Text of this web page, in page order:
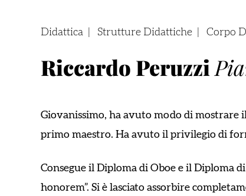
Didattica Strutture Didattiche Corpo
Riccardo Peruzzi
Giovanissimo, ha avuto modo di mostrare
primo maestro. Ha avuto il privilegio di
Consegue il Diploma di Oboe e il Diploma
honorem”. Si è lasciato assorbire